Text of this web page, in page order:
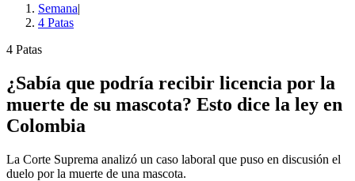
Semana|
4 Patas
4 Patas
¿Sabía que podría recibir licencia por la
muerte de su mascota? Esto dice la ley en
Colombia
La Corte Suprema analizó un caso laboral que puso en discusión el
duelo por la muerte de una mascota.